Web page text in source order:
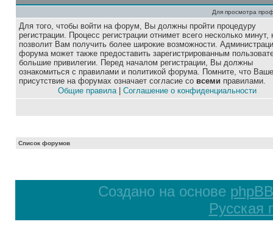
Для просмотра
Для того, чтобы войти на форум, Вы должны пройти процедуру
регистрации. Процесс регистрации отнимет всего несколько минут,
позволит Вам получить более широкие возможности.
форума может также предоставить зарегистрированным
большие привилегии. Перед началом регистрации, Вы должны
ознакомиться с правилами и политикой форума. Помните, что Ваше
присутствие на форумах означает согласие со всеми правилами.
Общие правила| Соглашение о конфиденциальности
Список форумов
Создано на основе phpBB
Русская